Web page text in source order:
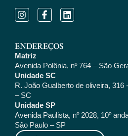
ENDEREÇOS
Matriz
Avenida Polônia, nº 764 – São
Unidade SC
R. João Gualberto de oliveira, 316
– SC
Unidade SP
Avenida Paulista, nº 2028, 10º
São Paulo – SP